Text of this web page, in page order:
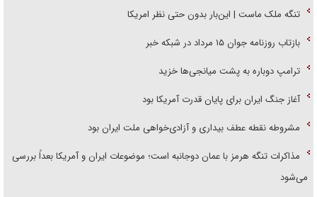
تنگه ملک ماست | این‌بار بدون حتی نظر امریکا
بازتاب روزنامه جوان ۱۵ مرداد در شبکه خبر
ترامپ دوباره به پشت میانجی‌ها خزید
آغاز جنگ ایران برای پایان قدرت آمریکا بود
مشروطه نقطه عطف بیداری و آزادی‌خواهی ملت ایران بود
مذاکرات تنگه هرمز با عمان دوجانبه است؛ موضوعات ایران و آمریکا بعداً بررسی
می‌شود